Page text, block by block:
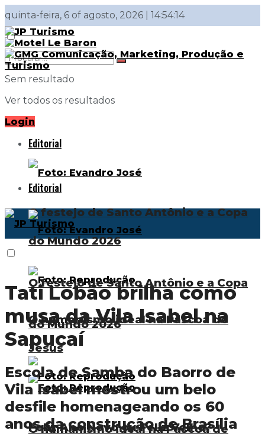
quinta-feira, 6 of agosto, 2026 | 14:54:14
Sem resultado
Ver todos os resultados
Login
Editorial
O festejo de Santo Antônio e a Copa
do Mundo 2026
O humanismo ideal na Páscoa de
Jesus
Feliz Ano Novo ou Feliz Velho?
Editorial
O festejo de Santo Antônio e a Copa
do Mundo 2026
O humanismo ideal na Páscoa de
Tati Lobão brilha como
musa da Vila Isabel na
Sapucaí
Escola de Samba do Baorro de
Vila Isabel mostrou um belo
desfile homenageando os 60
anos da construção de Brasília